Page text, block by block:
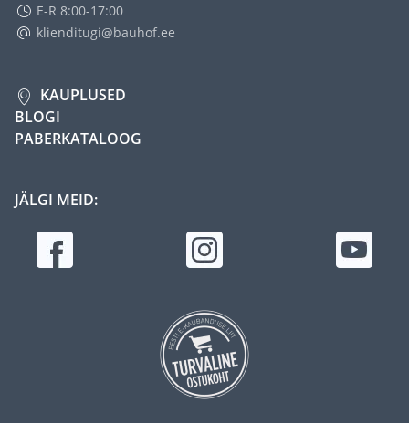
E-R 8:00-17:00
klienditugi@bauhof.ee
KAUPLUSED
BLOGI
PABERKATALOOG
JÄLGI MEID: